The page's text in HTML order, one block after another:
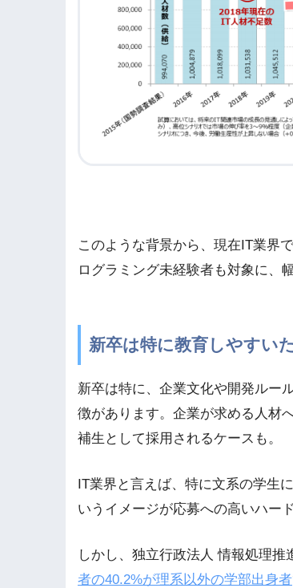
このような背景から、現在IT業界
ログラミング未経験者も対象に、
新卒は特に教育しやすい
新卒は特に、企業文化や開発ルー
徴があります。企業が求める人材
補生として採用されるケースも。
IT業界と言えば、特に文系の学生
いうイメージが応募への高いハー
しかし、独立行政法人 情報処理推
者の40.2%が理系以外の学部出身者